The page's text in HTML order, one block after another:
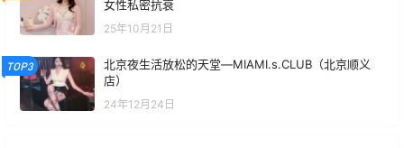
女性私密抗衰
25年10月21日
TOP3
北京夜生活放松的天堂—MIAMI.s.CLUB（北京顺义
店）
24年12月24日